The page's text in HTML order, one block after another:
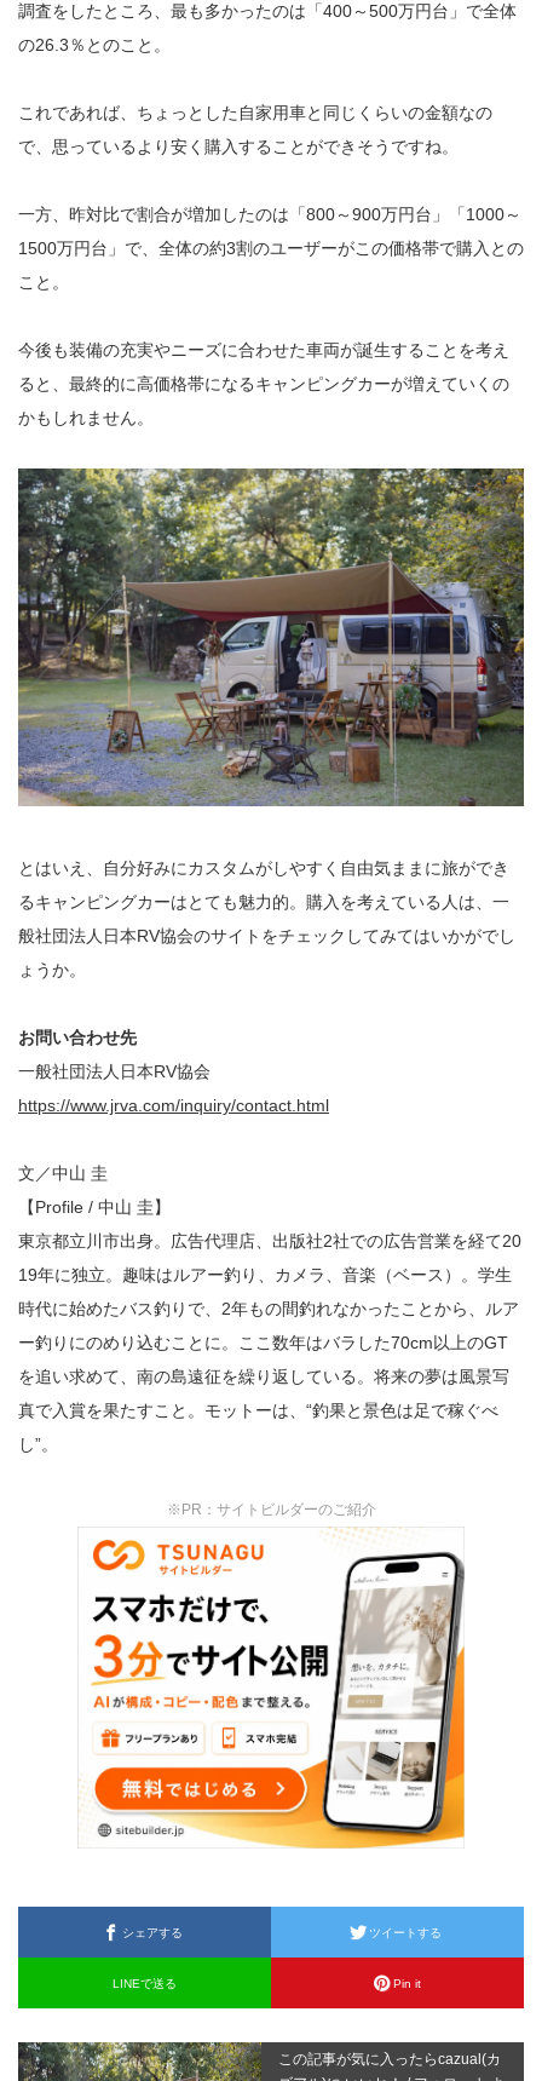
調査をしたところ、最も多かったのは「400～500万円台」で全体
の26.3％とのこと。
これであれば、ちょっとした自家用車と同じくらいの金額なの
で、思っているより安く購入することができそうですね。
一方、昨対比で割合が増加したのは「800～900万円台」「1000～
1500万円台」で、全体の約3割のユーザーがこの価格帯で購入との
こと。
今後も装備の充実やニーズに合わせた車両が誕生することを考え
ると、最終的に高価格帯になるキャンピングカーが増えていくの
かもしれません。
とはいえ、自分好みにカスタムがしやすく自由気ままに旅ができ
るキャンピングカーはとても魅力的。購入を考えている人は、一
般社団法人日本RV協会のサイトをチェックしてみてはいかがでし
ょうか。
お問い合わせ先
一般社団法人日本RV協会
https://www.jrva.com/inquiry/contact.html
文／中山 圭
【Profile / 中山 圭】
東京都立川市出身。広告代理店、出版社2社での広告営業を経て20
19年に独立。趣味はルアー釣り、カメラ、音楽（ベース）。学生
時代に始めたバス釣りで、2年もの間釣れなかったことから、ルア
ー釣りにのめり込むことに。ここ数年はバラした70cm以上のGT
を追い求めて、南の島遠征を繰り返している。将来の夢は風景写
真で入賞を果たすこと。モットーは、“釣果と景色は足で稼ぐべ
し”。
※PR：サイトビルダーのご紹介
シェアする ツイートする
LINEで送る Pin it
この記事が気に入ったらcazual(カ